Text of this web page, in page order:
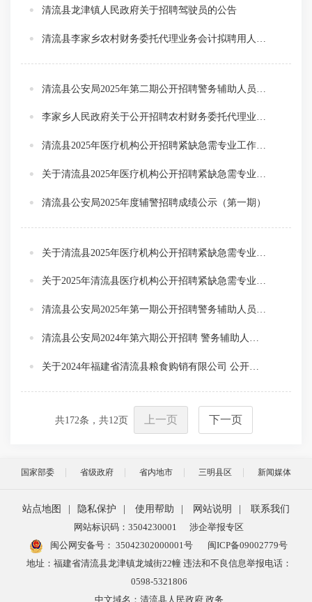
清流县龙津镇人民政府关于招聘驾驶员的公告
李家乡人民政府关于公开招聘农村财务委托代理业务会计工作人员的公告
清流县2025年医疗机构公开招聘紧缺急需专业工作人员拟聘用人选公示
关于清流县2025年医疗机构公开招聘紧缺急需专业工作人员体检结果的通告
清流县公安局2025年度辅警招聘成绩公示（第一期）
关于2025年清流县医疗机构公开招聘紧缺急需专业工作人员的通告
清流县公安局2025年第一期公开招聘警务辅助人员公告
共172条，共12页 上一页 下一页
国家部委 省级政府 省内地市 三明县区 新闻媒体
站点地图 | 隐私保护 | 使用帮助 | 网站说明 |
联系我们
网站标识码：3504230001
涉企举报专区
闽公网安备号： 35042302000001号
闽ICP备09002779号
地址：福建省清流县龙津镇龙城街22幢 违法和不良信息举报电话：
0598-5321806
中文域名：清流县人民政府.政务